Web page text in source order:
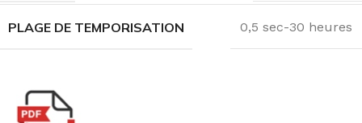
PLAGE DE TEMPORISATION 0,5 sec-30 heures